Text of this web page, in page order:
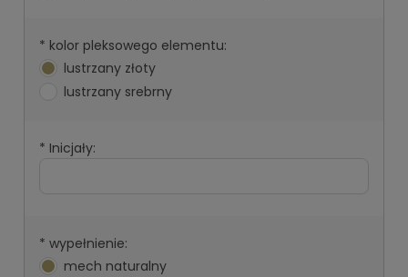
* kolor pleksowego elementu:
lustrzany złoty
lustrzany srebrny
* Inicjały:
* wypełnienie:
mech naturalny